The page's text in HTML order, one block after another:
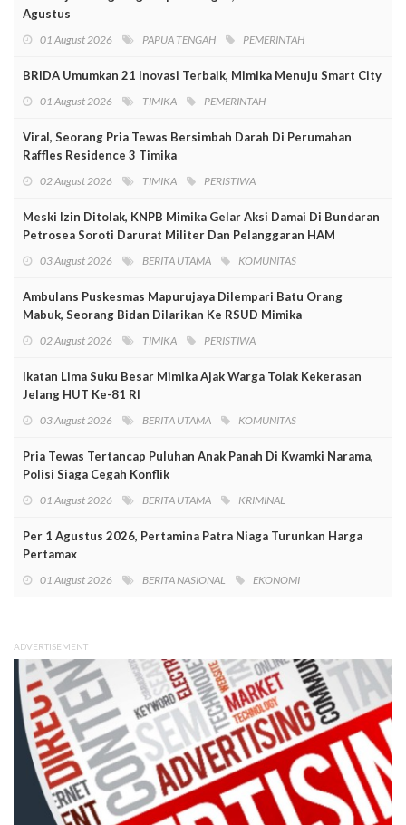
Agustus
01 August 2026 PAPUA TENGAH PEMERINTAH
BRIDA Umumkan 21 Inovasi Terbaik, Mimika Menuju Smart City
01 August 2026 TIMIKA PEMERINTAH
Viral, Seorang Pria Tewas Bersimbah Darah Di Perumahan
Raffles Residence 3 Timika
02 August 2026 TIMIKA PERISTIWA
Meski Izin Ditolak, KNPB Mimika Gelar Aksi Damai Di Bundaran
Petrosea Soroti Darurat Militer Dan Pelanggaran HAM
03 August 2026 BERITA UTAMA KOMUNITAS
Ambulans Puskesmas Mapurujaya Dilempari Batu Orang
Mabuk, Seorang Bidan Dilarikan Ke RSUD Mimika
02 August 2026 TIMIKA PERISTIWA
Ikatan Lima Suku Besar Mimika Ajak Warga Tolak Kekerasan
Jelang HUT Ke-81 RI
03 August 2026 BERITA UTAMA KOMUNITAS
Pria Tewas Tertancap Puluhan Anak Panah Di Kwamki Narama,
Polisi Siaga Cegah Konflik
01 August 2026 BERITA UTAMA KRIMINAL
Per 1 Agustus 2026, Pertamina Patra Niaga Turunkan Harga
Pertamax
01 August 2026 BERITA NASIONAL EKONOMI
ADVERTISEMENT